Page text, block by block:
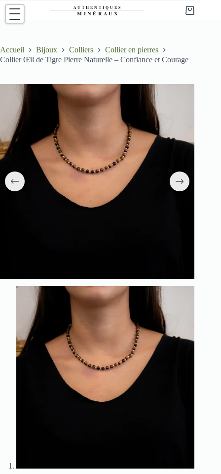
Passer
contenu
Panier
Accueil Bijoux Colliers
Collier en pierres
Collier Œil de Tigre Pierre Naturelle – Confiance et Courage